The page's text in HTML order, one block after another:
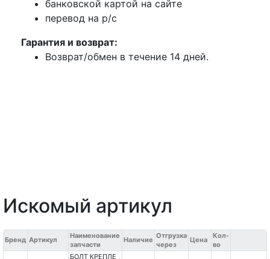
банковской картой на сайте
перевод на р/с
Гарантия и возврат:
Возврат/обмен в течение 14 дней.
Искомый артикул
Бренд Артикул
Наименование
запчасти
Наличие Отгрузка
через
Цена
Кол-
во
БОЛТ КРЕПЛЕ